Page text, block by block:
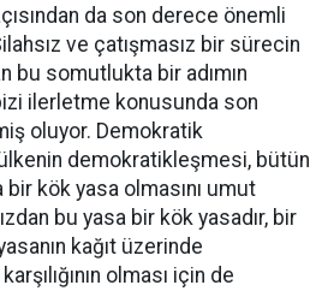
da son derece önemli
ve çatışmasız bir sürecin
bu somutlukta bir adımın
ilerletme konusunda son
oluyor. Demokratik
demokratikleşmesi, bütün
bir kök yasa olmasını umut
bu yasa bir kök yasadır, bir
kağıt üzerinde
olması için de